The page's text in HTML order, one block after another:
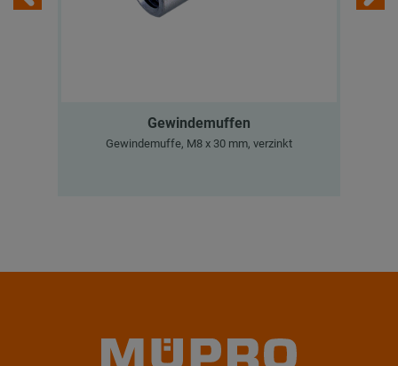
Gewindemuffen
Gewindemuffe, M8 x 30 mm, verzinkt